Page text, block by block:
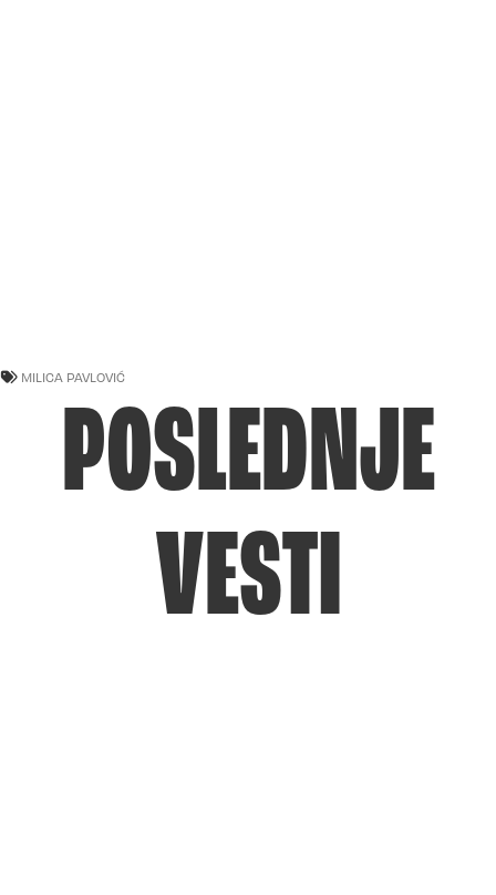
MILICA PAVLOVIĆ
POSLEDNJE
VESTI